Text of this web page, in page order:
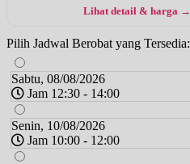
Lihat detail & harga →
Pilih Jadwal Berobat yang Tersedia:
Sabtu, 08/08/2026
Jam 12:30 - 14:00
Senin, 10/08/2026
Jam 10:00 - 12:00